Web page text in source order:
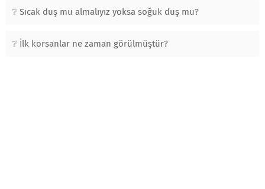
Sıcak duş mu almalıyız yoksa soğuk duş mu?
İlk korsanlar ne zaman görülmüştür?